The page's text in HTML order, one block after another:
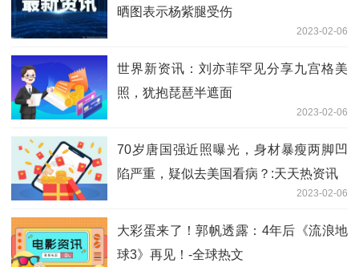
晒图表示杨紫腿受伤
2023-02-06
世界新资讯：刘亦菲罕见分享九宫格美
照，犹抱琵琶半遮面
2023-02-06
70岁唐国强近照曝光，身材暴瘦两脚凹
陷严重，疑似去美国看病？:天天热资讯
2023-02-06
大彩蛋来了！郭帆透露：4年后《流浪地
球3》再见！-全球热文